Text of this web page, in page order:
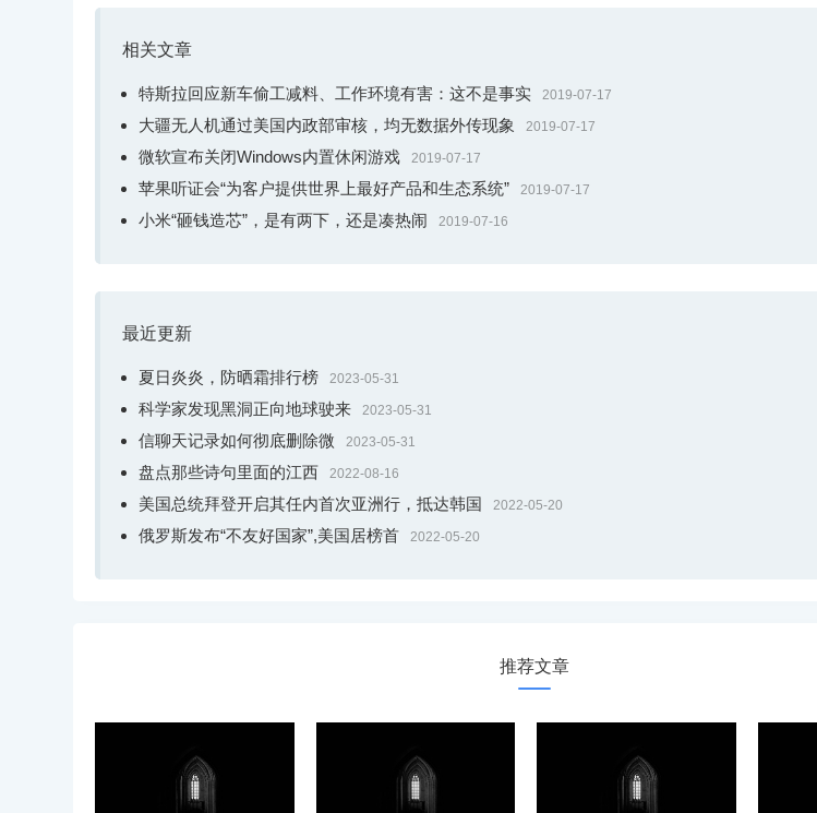
相关文章
特斯拉回应新车偷工减料、工作环境有害：这不是事实 2019-07-17
大疆无人机通过美国内政部审核，均无数据外传现象 2019-07-17
微软宣布关闭Windows内置休闲游戏 2019-07-17
苹果听证会“为客户提供世界上最好产品和生态系统” 2019-07-17
小米“砸钱造芯”，是有两下，还是凑热闹 2019-07-16
最近更新
夏日炎炎，防晒霜排行榜 2023-05-31
科学家发现黑洞正向地球驶来 2023-05-31
信聊天记录如何彻底删除微 2023-05-31
盘点那些诗句里面的江西 2022-08-16
美国总统拜登开启其任内首次亚洲行，抵达韩国 2022-05-20
俄罗斯发布“不友好国家”,美国居榜首 2022-05-20
推荐文章